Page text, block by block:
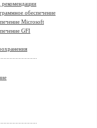
рекомендации
обеспечение
Microsoft
GFI